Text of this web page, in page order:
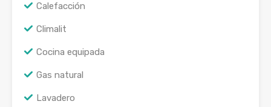
Calefacción
Climalit
Cocina equipada
Gas natural
Lavadero